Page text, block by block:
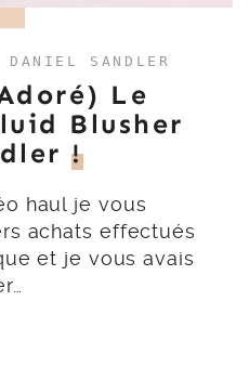
DANIEL SANDLER
Le
Blusher
!
haul je vous
achats effectués
et je vous avais